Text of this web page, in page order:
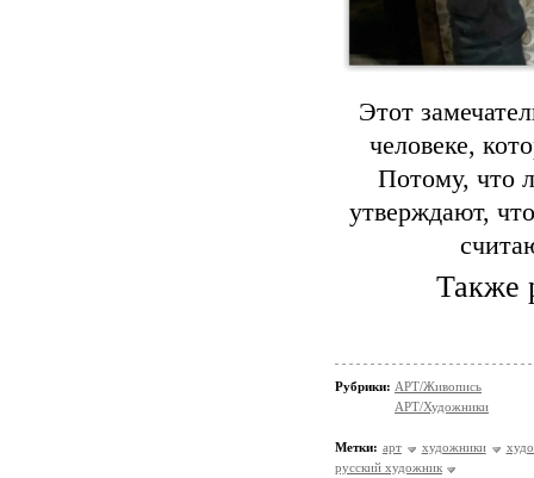
Этот
человеке,
Потому, что
утверждают,
Также
Рубрики: АРТ/Живопись
АРТ/Художники
Метки: арт художники
русский художник